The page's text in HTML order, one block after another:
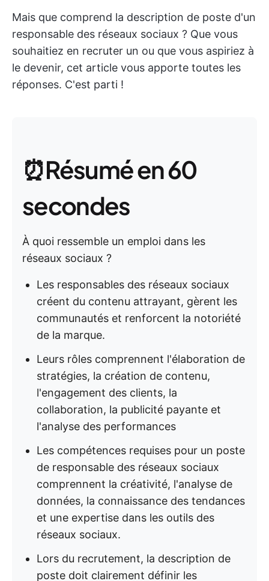
Mais que comprend la description de poste d'un
responsable des réseaux sociaux ? Que vous
souhaitiez en recruter un ou que vous aspiriez à
le devenir, cet article vous apporte toutes les
réponses. C'est parti !
⏰Résumé en 60
secondes
À quoi ressemble un emploi dans les
réseaux sociaux ?
Les responsables des réseaux sociaux
créent du contenu attrayant, gèrent les
communautés et renforcent la notoriété
de la marque.
Leurs rôles comprennent l'élaboration de
stratégies, la création de contenu,
l'engagement des clients, la
collaboration, la publicité payante et
l'analyse des performances
Les compétences requises pour un poste
de responsable des réseaux sociaux
comprennent la créativité, l'analyse de
données, la connaissance des tendances
et une expertise dans les outils des
réseaux sociaux.
Lors du recrutement, la description de
poste doit clairement définir les